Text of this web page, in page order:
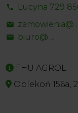
Lucyna 729
zamowienia@
biuro@ ...
FHU AGROL
Oblekoń 156a,